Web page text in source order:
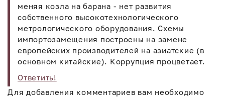
меняя козла на барана - нет развития
собственного высокотехнологического
метрологического оборудования. Схемы
импортозамещения построены на замене
европейских производителей на азиатские (в
основном китайские). Коррупция процветает.
Ответить!
Для добавления комментариев вам необходимо